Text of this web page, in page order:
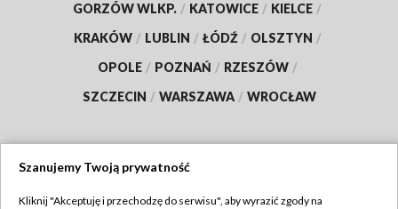
GORZÓW WLKP. / KATOWICE / KIELCE /
KRAKÓW / LUBLIN / ŁÓDŹ / OLSZTYN /
OPOLE / POZNAŃ / RZESZÓW /
SZCZECIN / WARSZAWA / WROCŁAW
Szanujemy Twoją prywatność
Kliknij "Akceptuję i przechodzę do serwisu", aby wyrazić zgody na